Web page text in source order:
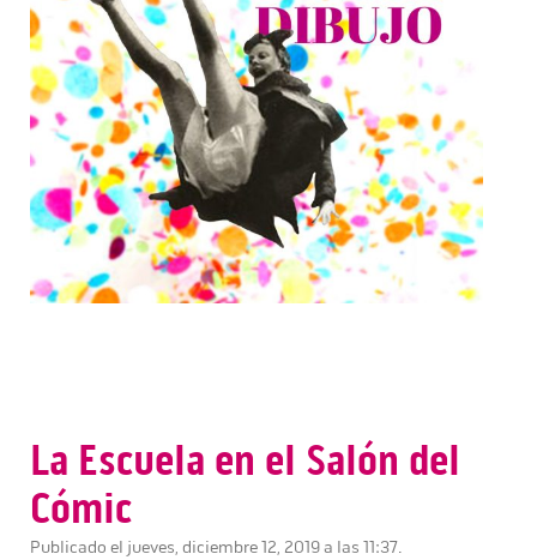
La Escuela en el Salón del
Cómic
Publicado el jueves, diciembre 12, 2019 a las 11:37.